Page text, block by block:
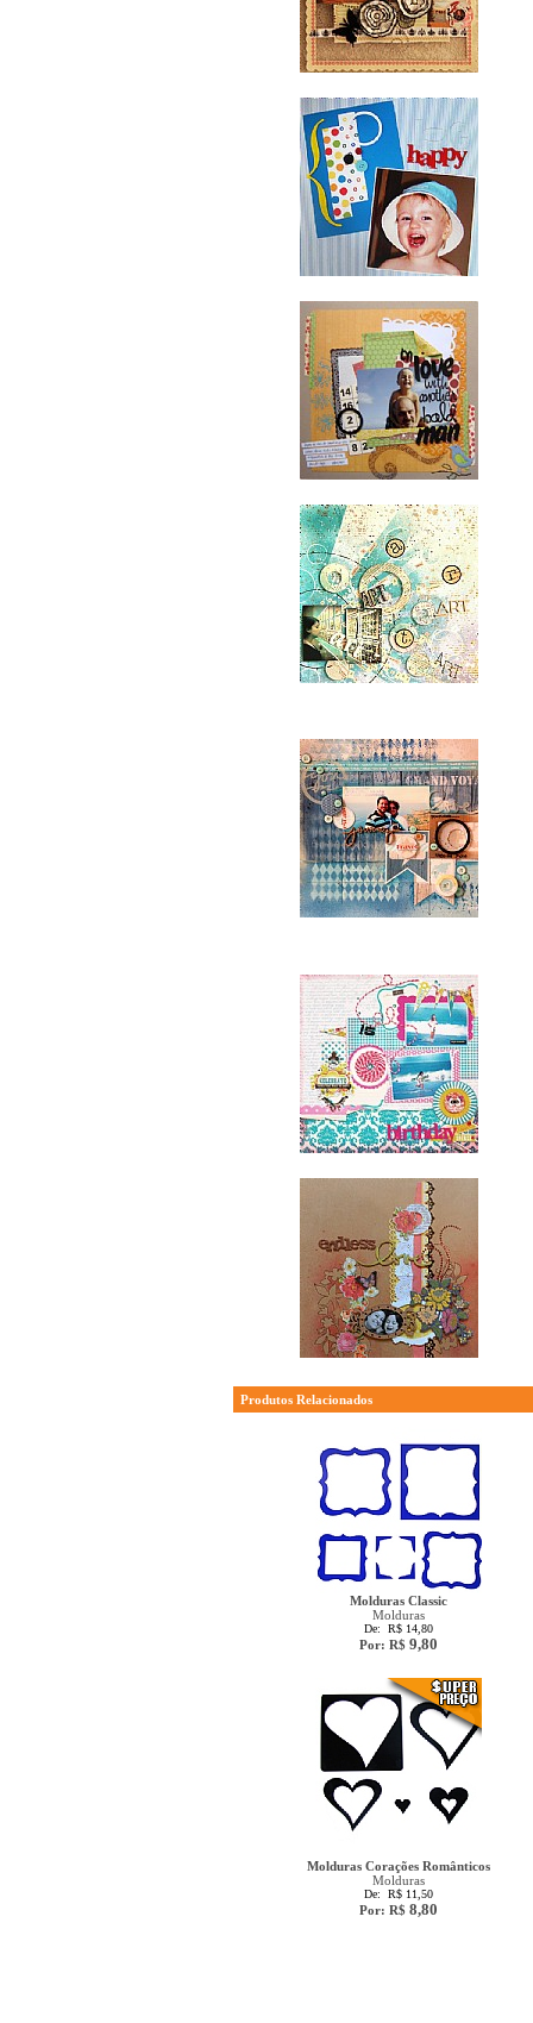
Produtos Relacionados
Molduras Classic
Molduras
De: R$ 14,80
Por: R$ 9,80
Molduras Corações Românticos
Molduras
De: R$ 11,50
Por: R$ 8,80